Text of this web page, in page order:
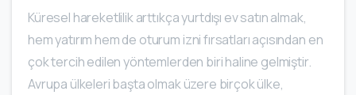
Küresel hareketlilik arttıkça yurtdışı ev satın almak,
hem yatırım hem de oturum izni fırsatları açısından en
çok tercih edilen yöntemlerden biri haline gelmiştir.
Avrupa ülkeleri başta olmak üzere birçok ülke,